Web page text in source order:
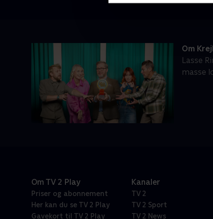
Om
Lasse
masse
Om TV 2 Play
Priser og abonnement
Her kan du se TV 2 Play
Gavekort til TV 2 Play
Kanaler
TV 2
TV 2 Sport
TV 2 News